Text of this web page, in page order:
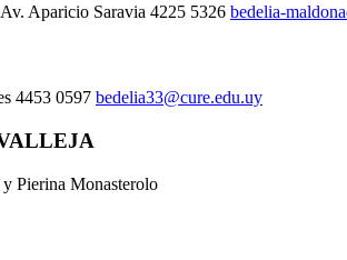
Aparicio Saravia 4225 5326 bedelia-
4453 0597 bedelia33@cure.edu.uy
Pierina Monasterolo